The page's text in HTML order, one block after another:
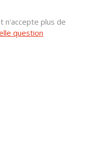
n'accepte plus de
question